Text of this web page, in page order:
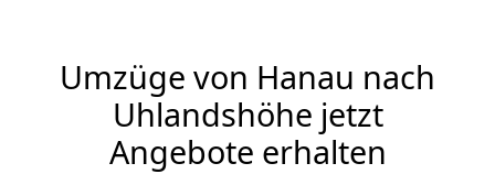
Umzüge von Hanau nach
Uhlandshöhe jetzt
Angebote erhalten